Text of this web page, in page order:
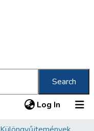
Search
Log In (current)